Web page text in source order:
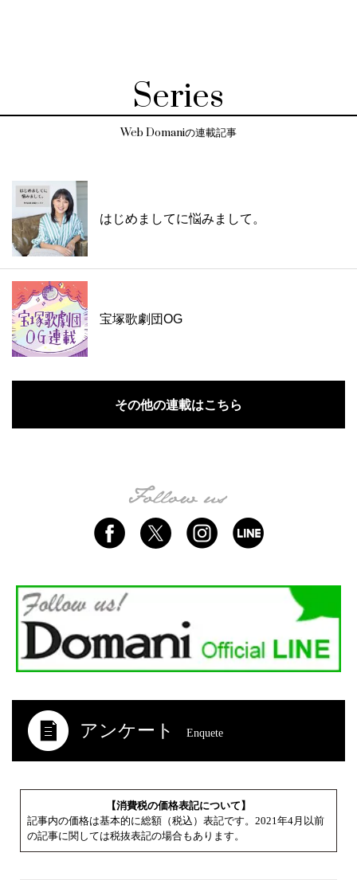
Series
Web Domaniの連載記事
はじめましてに悩みまして。
宝塚歌劇団OG
その他の連載はこちら
アンケート Enquete
【消費税の価格表記について】
記事内の価格は基本的に総額（税込）表記です。2021年4月以前
の記事に関しては税抜表記の場合もあります。